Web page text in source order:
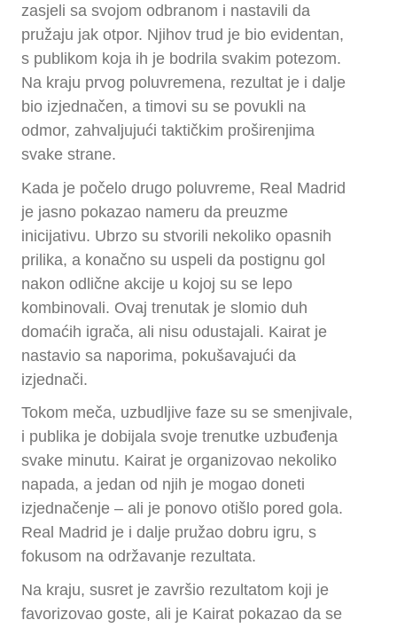
zasjeli sa svojom odbranom i nastavili da
pružaju jak otpor. Njihov trud je bio evidentan,
s publikom koja ih je bodrila svakim potezom.
Na kraju prvog poluvremena, rezultat je i dalje
bio izjednačen, a timovi su se povukli na
odmor, zahvaljujući taktičkim proširenjima
svake strane.
Kada je počelo drugo poluvreme, Real Madrid
je jasno pokazao nameru da preuzme
inicijativu. Ubrzo su stvorili nekoliko opasnih
prilika, a konačno su uspeli da postignu gol
nakon odlične akcije u kojoj su se lepo
kombinovali. Ovaj trenutak je slomio duh
domaćih igrača, ali nisu odustajali. Kairat je
nastavio sa naporima, pokušavajući da
izjednači.
Tokom meča, uzbudljive faze su se smenjivale,
i publika je dobijala svoje trenutke uzbuđenja
svake minutu. Kairat je organizovao nekoliko
napada, a jedan od njih je mogao doneti
izjednačenje – ali je ponovo otišlo pored gola.
Real Madrid je i dalje pružao dobru igru, s
fokusom na održavanje rezultata.
Na kraju, susret je završio rezultatom koji je
favorizovao goste, ali je Kairat pokazao da se